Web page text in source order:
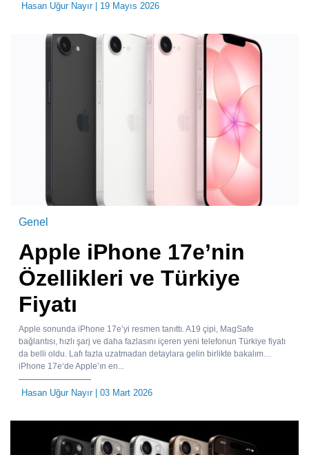
Hasan Uğur Nayır| 19 Mayıs 2026
Genel
Apple iPhone 17e’nin
Özellikleri ve Türkiye
Fiyatı
Apple sonunda iPhone 17e’yi resmen tanıttı. A19 çipi, MagSafe
bağlantısı, hızlı şarj ve daha fazlasını içeren yeni telefonun Türkiye fiyatı
da belli oldu. Lafı fazla uzatmadan detaylara gelin birlikte bakalım…
iPhone 17e‘de Apple’ın en...
Hasan Uğur Nayır| 03 Mart 2026